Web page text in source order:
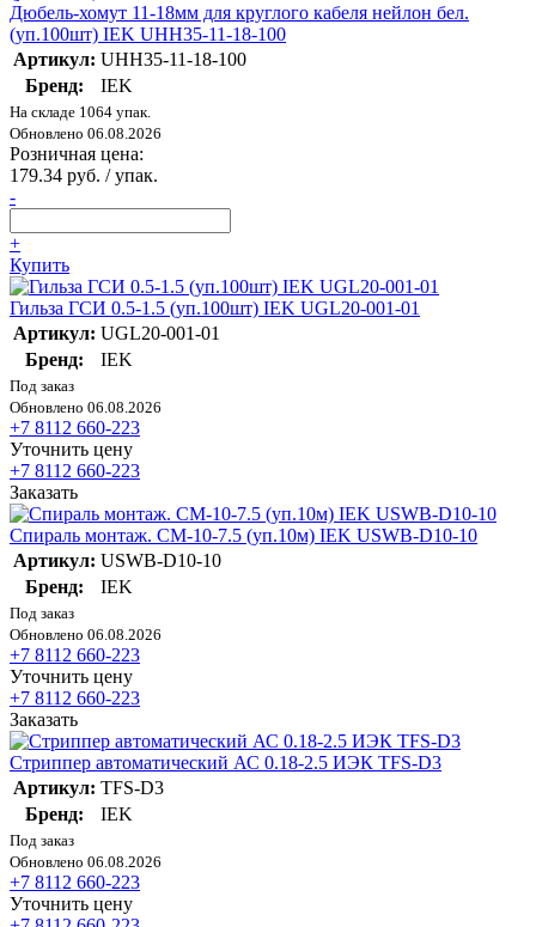
Дюбель-хомут 11-18мм для круглого кабеля нейлон бел.
(уп.100шт) IEK UHH35-11-18-100
Артикул: UHH35-11-18-100
Бренд:
IEK
На складе 1064 упак.
Обновлено 06.08.2026
Розничная цена:
179.34 руб. / упак.
-
+
Купить
Гильза ГСИ 0.5-1.5 (уп.100шт) IEK UGL20-001-01
Артикул: UGL20-001-01
Бренд:
IEK
Под заказ
Обновлено 06.08.2026
+7 8112 660-223
Уточнить цену
+7 8112 660-223
Заказать
Спираль монтаж. СМ-10-7.5 (уп.10м) IEK USWB-D10-10
Артикул: USWB-D10-10
Бренд:
IEK
Под заказ
Обновлено 06.08.2026
+7 8112 660-223
Уточнить цену
+7 8112 660-223
Заказать
Стриппер автоматический АС 0.18-2.5 ИЭК TFS-D3
Артикул: TFS-D3
Бренд:
IEK
Под заказ
Обновлено 06.08.2026
+7 8112 660-223
Уточнить цену